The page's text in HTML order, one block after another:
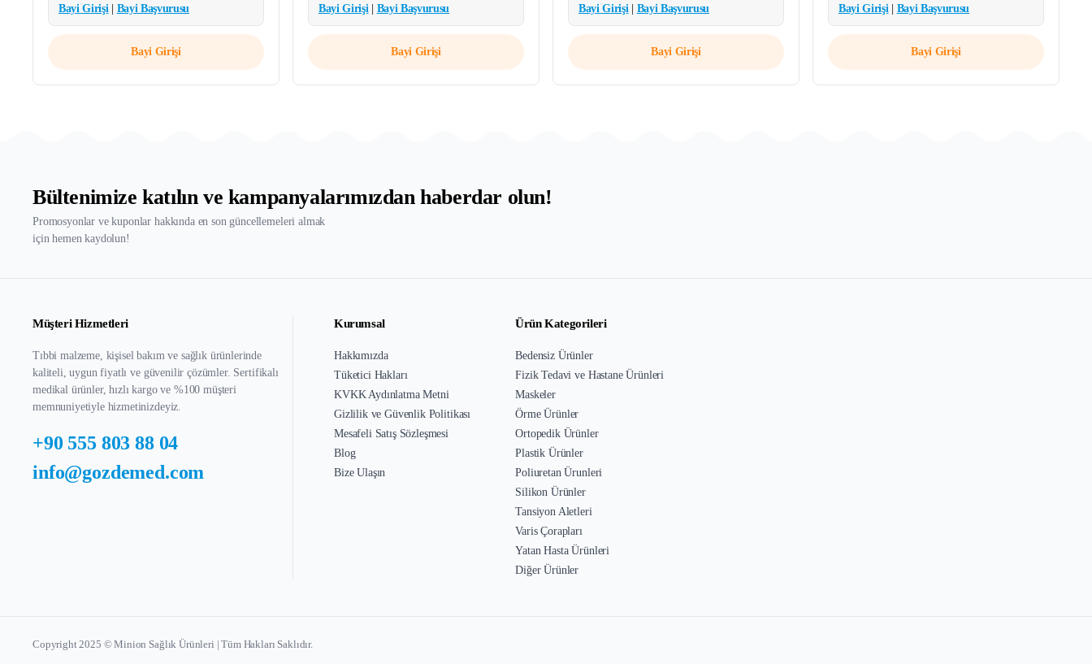
Bayi Girişi
Bayi Başvurusu
Bayi Girişi
Bayi Girişi
Bayi Başvurusu
Bayi Girişi
Bayi Girişi
Bayi Başvurusu
Bayi Girişi
Bayi Girişi
Bayi Başvurusu
Bayi Girişi
Bültenimize katılın ve kampanyalarımızdan haberdar olun!
Promosyonlar ve kuponlar hakkında en son güncellemeleri almak
için hemen kaydolun!
Müşteri Hizmetleri
Tıbbi malzeme, kişisel bakım ve sağlık ürünlerinde
kaliteli, uygun fiyatlı ve güvenilir çözümler. Sertifikalı
medikal ürünler, hızlı kargo ve %100 müşteri
memnuniyetiyle hizmetinizdeyiz.
+90 555 803 88 04
info@gozdemed.com
Kurumsal
Hakkımızda
Tüketici Hakları
KVKK Aydınlatma Metni
Gizlilik ve Güvenlik Politikası
Mesafeli Satış Sözleşmesi
Blog
Bize Ulaşın
Ürün Kategorileri
Bedensiz Ürünler
Fizik Tedavi ve Hastane Ürünleri
Maskeler
Örme Ürünler
Ortopedik Ürünler
Plastik Ürünler
Poliuretan Ürunleri
Silikon Ürünler
Tansiyon Aletleri
Varis Çorapları
Yatan Hasta Ürünleri
Diğer Ürünler
Copyright 2025 © Minion Sağlık Ürünleri | Tüm Hakları Saklıdır.